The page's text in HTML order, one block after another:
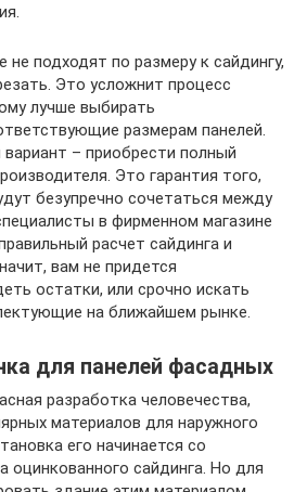
подходят по размеру к сайдингу,
Это усложнит процесс
лучше выбирать
размерам панелей.
– приобрести полный
Это гарантия того,
безупречно сочетаться между
в фирменном магазине
расчет сайдинга и
вам не придется
остатки, или срочно искать
на ближайшем рынке.
для панелей фасадных
разработка человечества,
материалов для наружного
его начинается со
оцинкованного сайдинга. Но для